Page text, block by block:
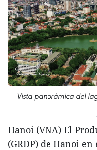
Vista panorámica del
Hanoi (VNA) El
(GRDP) de Hanoi